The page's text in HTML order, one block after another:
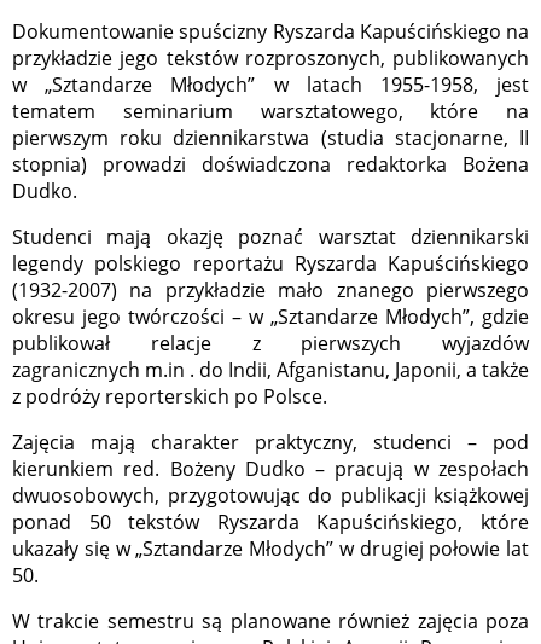
Dokumentowanie spuścizny Ryszarda Kapuścińskiego na
przykładzie jego tekstów rozproszonych, publikowanych
w „Sztandarze Młodych” w latach 1955-1958, jest
tematem seminarium warsztatowego, które na
pierwszym roku dziennikarstwa (studia stacjonarne, II
stopnia) prowadzi doświadczona redaktorka Bożena
Dudko.
Studenci mają okazję poznać warsztat dziennikarski
legendy polskiego reportażu Ryszarda Kapuścińskiego
(1932-2007) na przykładzie mało znanego pierwszego
okresu jego twórczości – w „Sztandarze Młodych”, gdzie
publikował relacje z pierwszych wyjazdów
zagranicznych m.in . do Indii, Afganistanu, Japonii, a także
z podróży reporterskich po Polsce.
Zajęcia mają charakter praktyczny, studenci – pod
kierunkiem red. Bożeny Dudko – pracują w zespołach
dwuosobowych, przygotowując do publikacji książkowej
ponad 50 tekstów Ryszarda Kapuścińskiego, które
ukazały się w „Sztandarze Młodych” w drugiej połowie lat
50.
W trakcie semestru są planowane również zajęcia poza